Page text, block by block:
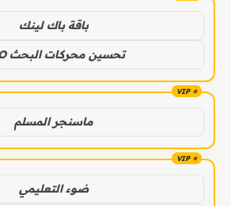
باقة باك لينك
تحسين محركات البحث SEO
ماسنجر المسلم
ضوء التعليمي